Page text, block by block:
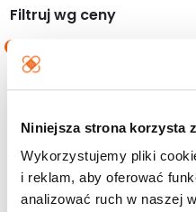
Niniejsza strona korzysta
Wykorzystujemy pliki
i reklam, aby oferować
analizować ruch w naszej
Filtruj wg ceny